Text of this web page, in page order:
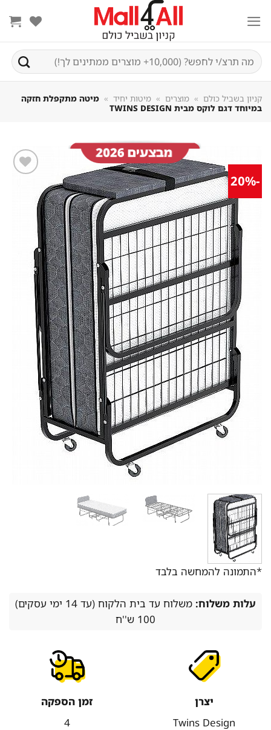
חיפוש
עבור:
קניון בשביל כולם מוצרים מיטות יחיד
מיטה מתקפלת חזקה
במיוחד דגם לוקס מבית TWINS DESIGN
במועדפים
*התמונה להמחשה בלבד
עלות משלוח:
משלוח עד בית הלקוח (עד 14 ימי עסקים)
100 ש''ח
יצרן
Twins Design
זמן הספקה
4